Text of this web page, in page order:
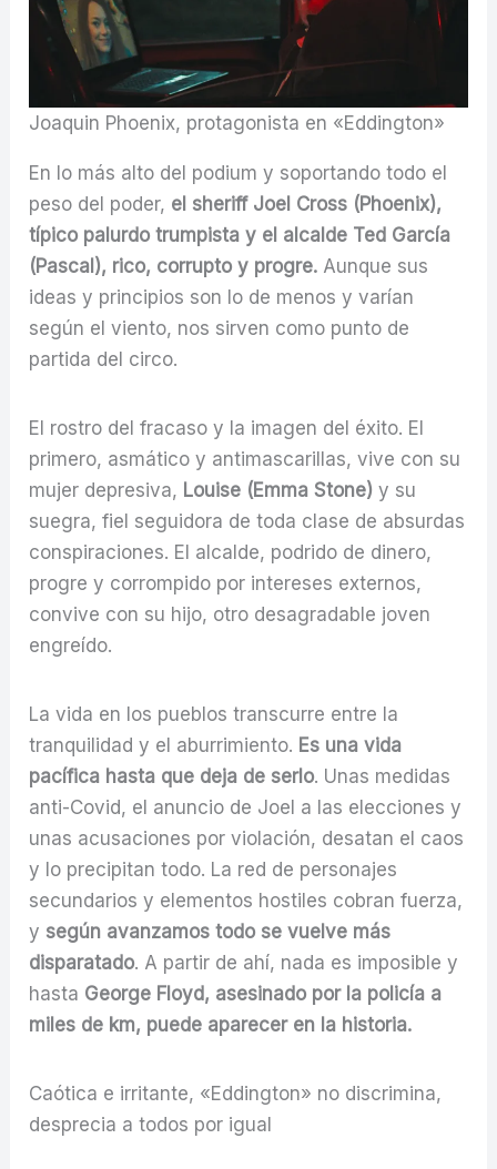
Joaquin Phoenix, protagonista en «Eddington»
En lo más alto del podium y soportando todo el
peso del poder, el sheriff Joel Cross (Phoenix),
típico palurdo trumpista y el alcalde Ted García
(Pascal), rico, corrupto y progre. Aunque sus
ideas y principios son lo de menos y varían
según el viento, nos sirven como punto de
partida del circo.
El rostro del fracaso y la imagen del éxito. El
primero, asmático y antimascarillas, vive con su
mujer depresiva, Louise (Emma Stone) y su
suegra, fiel seguidora de toda clase de absurdas
conspiraciones. El alcalde, podrido de dinero,
progre y corrompido por intereses externos,
convive con su hijo, otro desagradable joven
engreído.
La vida en los pueblos transcurre entre la
tranquilidad y el aburrimiento. Es una vida
pacífica hasta que deja de serlo. Unas medidas
anti-Covid, el anuncio de Joel a las elecciones y
unas acusaciones por violación, desatan el caos
y lo precipitan todo. La red de personajes
secundarios y elementos hostiles cobran fuerza,
y según avanzamos todo se vuelve más
disparatado. A partir de ahí, nada es imposible y
hasta George Floyd, asesinado por la policía a
miles de km, puede aparecer en la historia.
Caótica e irritante, «Eddington» no discrimina,
desprecia a todos por igual